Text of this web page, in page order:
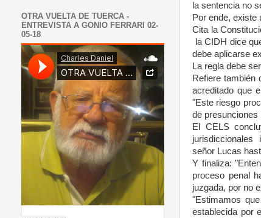
la sentencia no
Por ende, existe
Cita la
la CIDH dice
debe aplicarse
La regla debe
Refiere también
acreditado que
"Este riesgo
de presunciones
El CELS
jurisdiccionales
señor Lucas
Y finaliza:
proceso penal
juzgada, por no
"Estimamos
establecida por
OTRA VUELTA DE TUERCA -
ENTREVISTA A GONIO FERRARI 02-
05-18